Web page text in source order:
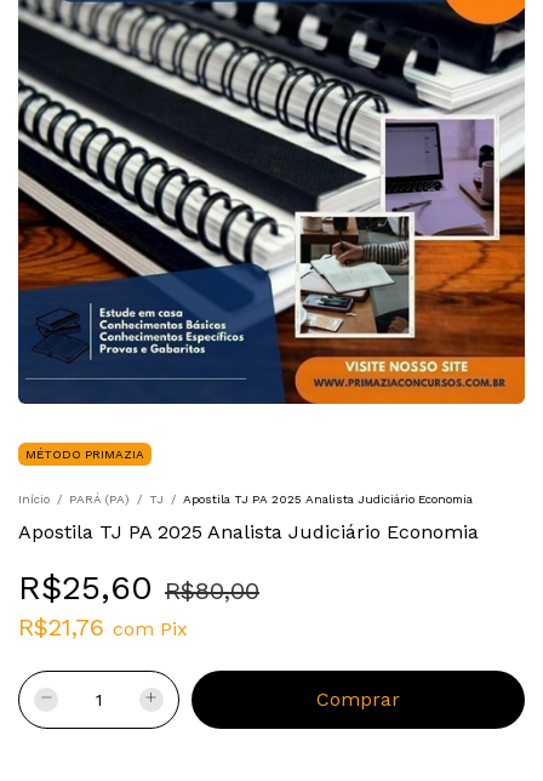
MÉTODO PRIMAZIA
Início / PARÁ (PA) / TJ / Apostila TJ PA 2025 Analista Judiciário Economia
Apostila TJ PA 2025 Analista Judiciário Economia
R$25,60 R$80,00
R$21,76 com Pix